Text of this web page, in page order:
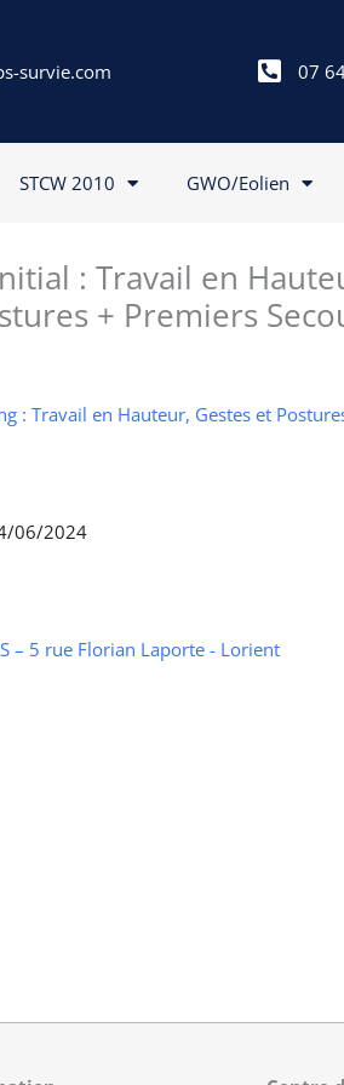
survie.com 07
STCW 2010 GWO/Eolien
: Travail en
+ Premiers
: Travail en Hauteur, Gestes et
06/2024
– 5 rue Florian Laporte - Lorient